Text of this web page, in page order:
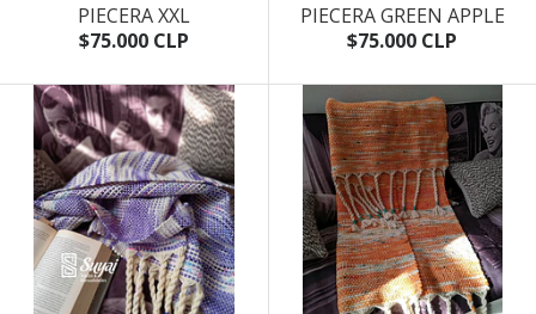
PIECERA XXL
$75.000 CLP
PIECERA GREEN APPLE
$75.000 CLP